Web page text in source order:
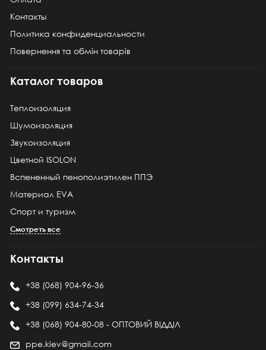
Контакты
Политика конфиденциальности
Повернення та обмін товарів
Каталог товаров
Теплоизоляция
Шумоизоляция
Звукоизоляция
Цветной ISOLON
Вспененный пенополиэтилен ППЭ
Материал EVA
Спорт и туризм
Смотреть все
Контакты
+38 (068) 904-96-36
+38 (099) 634-74-34
+38 (068) 904-80-08 - ОПТОВИЙ ВІДДІЛ
ppe.kiev@gmail.com